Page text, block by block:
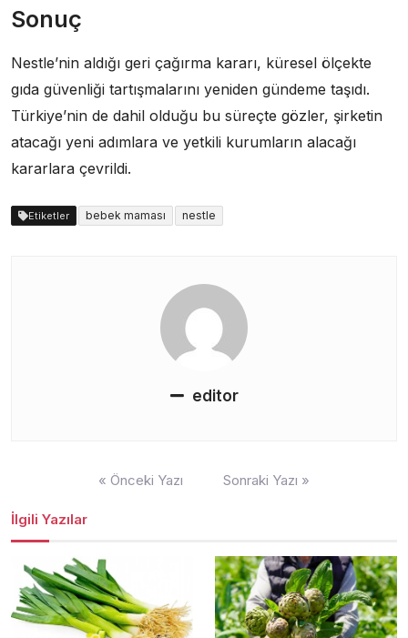
Sonuç
Nestle’nin aldığı geri çağırma kararı, küresel ölçekte
gıda güvenliği tartışmalarını yeniden gündeme taşıdı.
Türkiye’nin de dahil olduğu bu süreçte gözler, şirketin
atacağı yeni adımlara ve yetkili kurumların alacağı
kararlara çevrildi.
Etiketler bebek maması nestle
editor
« Önceki Yazı Sonraki Yazı »
İlgili Yazılar